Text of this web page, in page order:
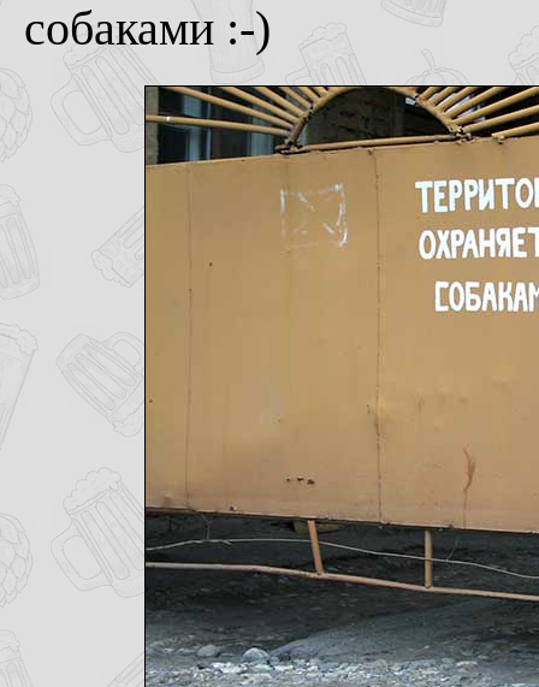
собаками :-)